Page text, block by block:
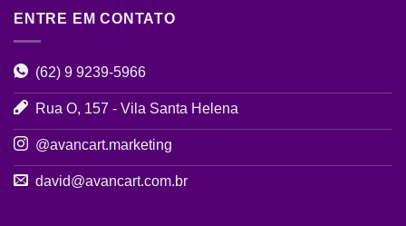
ENTRE EM CONTATO
(62) 9 9239-5966
Rua O, 157 - Vila Santa Helena
@avancart.marketing
david@avancart.com.br